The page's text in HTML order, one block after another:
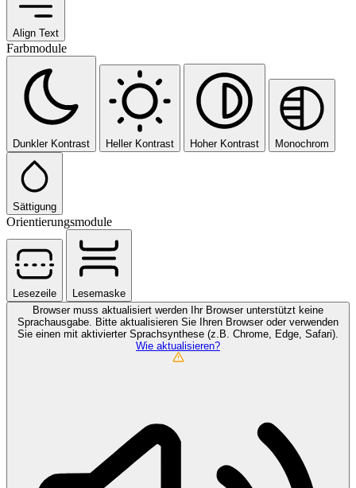
Align Text
Farbmodule
Dunkler Kontrast Heller Kontrast Hoher Kontrast Monochrom
Sättigung
Orientierungsmodule
Lesezeile
Lesemaske
Browser muss aktualisiert werden
Ihr Browser unterstützt keine
Sprachausgabe. Bitte aktualisieren Sie Ihren Browser oder verwenden
Sie einen mit aktivierter Sprachsynthese (z.B. Chrome, Edge, Safari).
Wie aktualisieren?